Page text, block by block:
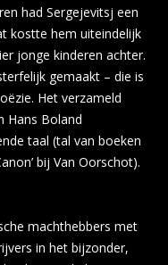
had Sergejevitsj een
kostte hem uiteindelijk
jonge kinderen achter.
gemaakt – die is
Het verzameld
Hans Boland
taal (tal van boeken
bij Van Oorschot).
machthebbers met
in het bijzonder,